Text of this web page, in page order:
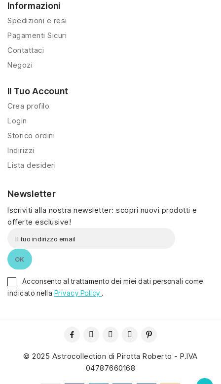
Informazioni
Spedizioni e resi
Pagamenti Sicuri
Contattaci
Negozi
Il Tuo Account
Crea profilo
Login
Storico ordini
Indirizzi
Lista desideri
Newsletter
Iscriviti alla nostra newsletter: scopri nuovi prodotti e
offerte esclusive!
Acconsento al trattamento dei miei dati personali come
indicato nella Privacy Policy .
© 2025 Astrocollection di Pirotta Roberto - P.IVA
04787660168